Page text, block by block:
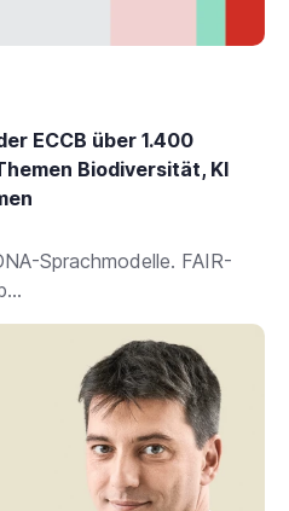
ECCB über 1.400
Biodiversität, KI
Sprachmodelle. FAIR-